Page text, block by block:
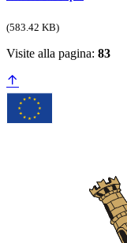
(583.42 KB)
Visite alla pagina: 83